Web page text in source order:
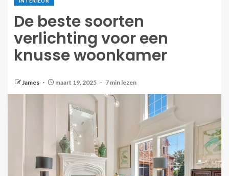
De beste soorten
verlichting voor een
knusse woonkamer
James maart 19, 2025 7 min lezen